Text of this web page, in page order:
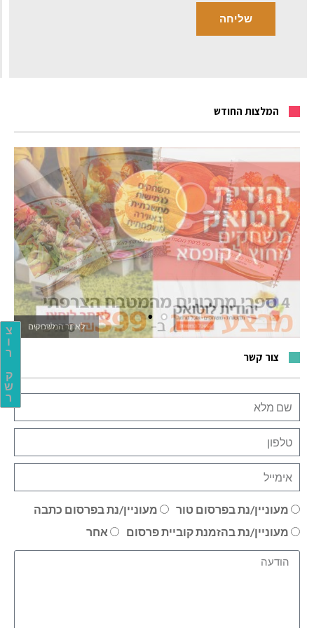
צ
ו
ר
ק
ש
ר
המלצות החודש
לאתר המשחקים
צור קשר
מעוניין/נת בפרסום טור
מעוניין/נת בפרסום כתבה
מעוניין/נת בהזמנת קוביית פרסום
אחר